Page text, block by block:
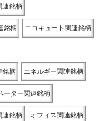
連銘柄
銘柄 エコキュート関連銘柄
銘柄 エネルギー関連銘柄
ーター関連銘柄
連銘柄 オフィス関連銘柄